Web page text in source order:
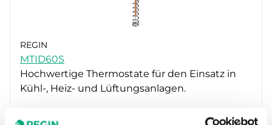
REGIN
MTID60S
Hochwertige Thermostate für den Einsatz in
Kühl-, Heiz- und Lüftungsanlagen.